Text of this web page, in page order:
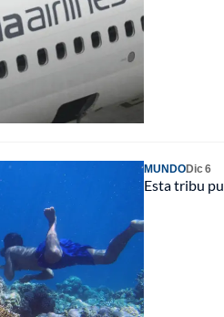
MUNDODic 6
Esta tribu